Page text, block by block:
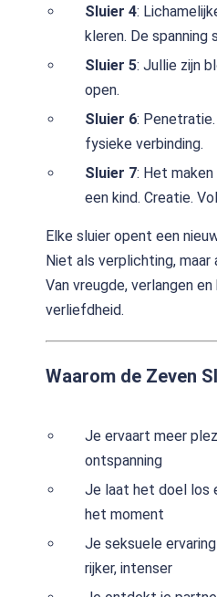
Sluier 4:
kleren. De spanning
Sluier 5: Jullie zijn
open.
Sluier 6:
fysieke verbinding.
Sluier 7: Het
een kind. Creatie.
Elke sluier opent een
Niet als verplichting,
Van vreugde, verlangen
verliefdheid.
Waarom de Zeven
Je ervaart meer
ontspanning
Je laat het doel los
het moment
Je seksuele
rijker, intenser